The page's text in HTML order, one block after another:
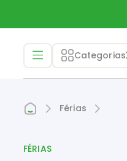
Categorias
Férias
FÉRIAS